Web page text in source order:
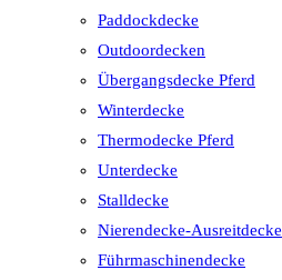
Paddockdecke
Outdoordecken
Übergangsdecke Pferd
Winterdecke
Thermodecke Pferd
Unterdecke
Stalldecke
Nierendecke-Ausreitdecke
Führmaschinendecke